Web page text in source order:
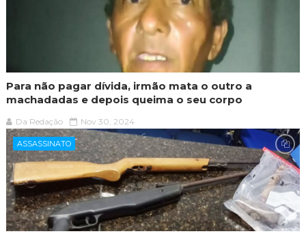
Para não pagar dívida, irmão mata o outro a
machadadas e depois queima o seu corpo
Da Redação Nov 30, 2024
ASSASSINATO